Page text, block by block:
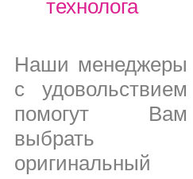
технолога
Наши менеджеры
с удовольствием
помогут Вам
выбрать
оригинальный